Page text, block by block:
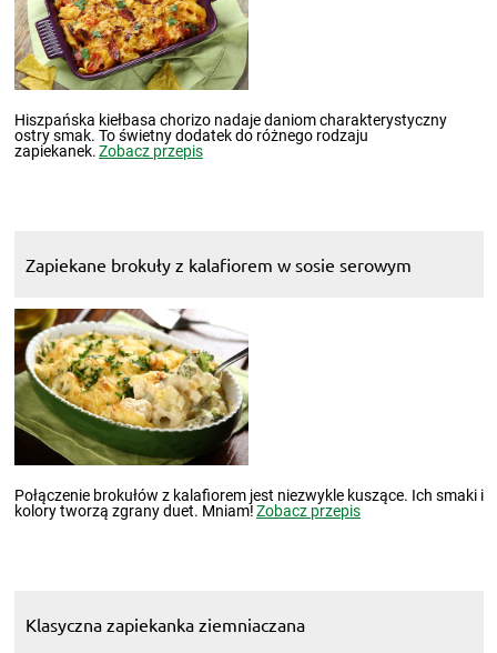
Hiszpańska kiełbasa chorizo nadaje daniom charakterystyczny
ostry smak. To świetny dodatek do różnego rodzaju
zapiekanek.Zobacz przepis
Zapiekane brokuły z kalafiorem w sosie serowym
Połączenie brokułów z kalafiorem jest niezwykle kuszące. Ich smaki i
kolory tworzą zgrany duet. Mniam!Zobacz przepis
Klasyczna zapiekanka ziemniaczana